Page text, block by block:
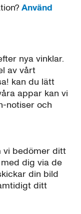
Använd
nya vinklar.
av vårt
kan du lätt
appar kan vi
notiser och
vi bedömer ditt
dig via de
din bild
ditt